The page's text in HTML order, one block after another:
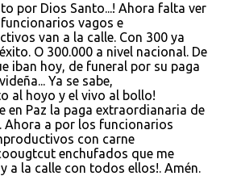
por Dios Santo...! Ahora falta ver
vagos e
van a la calle. Con 300 ya
O 300.000 a nivel nacional. De
iban hoy, de funeral por su paga
Ya se sabe,
al hoyo y el vivo al bollo!
en Paz la paga extraordianaria de
Ahora a por los funcionarios
con carne
enchufados que me
a la calle con todos ellos!. Amén.